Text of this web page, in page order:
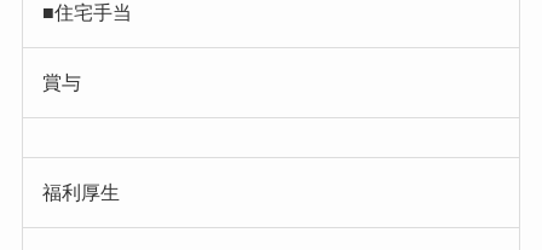
■住宅手当
賞与
福利厚生